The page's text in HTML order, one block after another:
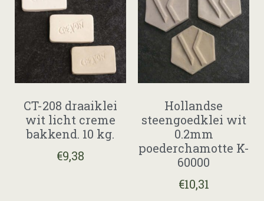
CT-208 draaiklei
wit licht creme
bakkend. 10 kg.
€9,38
Hollandse
steengoedklei wit
0.2mm
poederchamotte K-
60000
€10,31